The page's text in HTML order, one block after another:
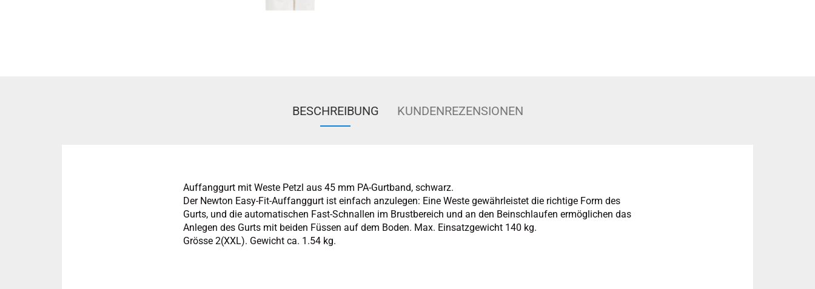
BESCHREIBUNG KUNDENREZENSIONEN
Auffanggurt mit Weste Petzl aus 45 mm PA-Gurtband, schwarz.
Der Newton Easy-Fit-Auffanggurt ist einfach anzulegen: Eine Weste gewährleistet die richtige Form des
Gurts, und die automatischen Fast-Schnallen im Brustbereich und an den Beinschlaufen ermöglichen das
Anlegen des Gurts mit beiden Füssen auf dem Boden. Max. Einsatzgewicht 140 kg.
Grösse 2(XXL). Gewicht ca. 1.54 kg.